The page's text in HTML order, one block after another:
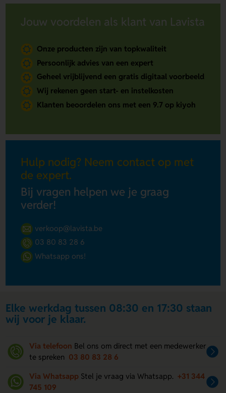
Jouw voordelen als klant van Lavista
Onze producten zijn van topkwaliteit
Persoonlijk advies van een expert
Geheel vrijblijvend een gratis digitaal voorbeeld
Wij rekenen geen start- en instelkosten
Klanten beoordelen ons met een 9.7 op kiyoh
Hulp nodig? Neem contact op met
de expert.
Bij vragen helpen we je graag
verder!
verkoop@lavista.be
03 80 83 28 6
Whatsapp ons!
Elke werkdag tussen 08:30 en 17:30 staan
wij voor je klaar.
Via telefoon Bel ons om direct met een medewerker
te spreken 03 80 83 28 6
Via Whatsapp Stel je vraag via Whatsapp. +31 344
745 109